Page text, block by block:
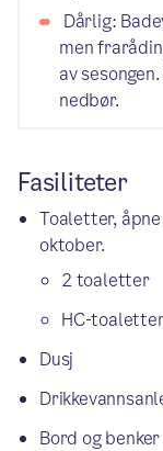
Dårlig:
Dårlig:
men
av
nedbør.
Fasiliteter
Toaletter,
oktober.
2 toaletter
HC-
Dusj
Bord og benker